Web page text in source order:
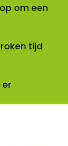
om een
tijd